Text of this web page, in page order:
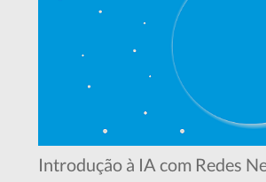
Introdução à IA com Redes